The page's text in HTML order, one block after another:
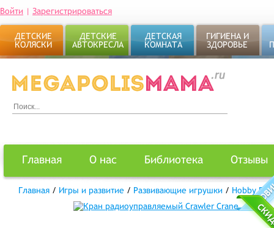
Войти | Зарегистрироваться
ДЕТСКИЕ
КОЛЯСКИ
ДЕТСКИЕ
АВТОКРЕСЛА
ДЕТСКАЯ
КОМНАТА
ГИГИЕНА И
ЗДОРОВЬЕ
Главная О нас Библиотека Отзывы
Главная / Игры и развитие / Развивающие игрушки / Hobby